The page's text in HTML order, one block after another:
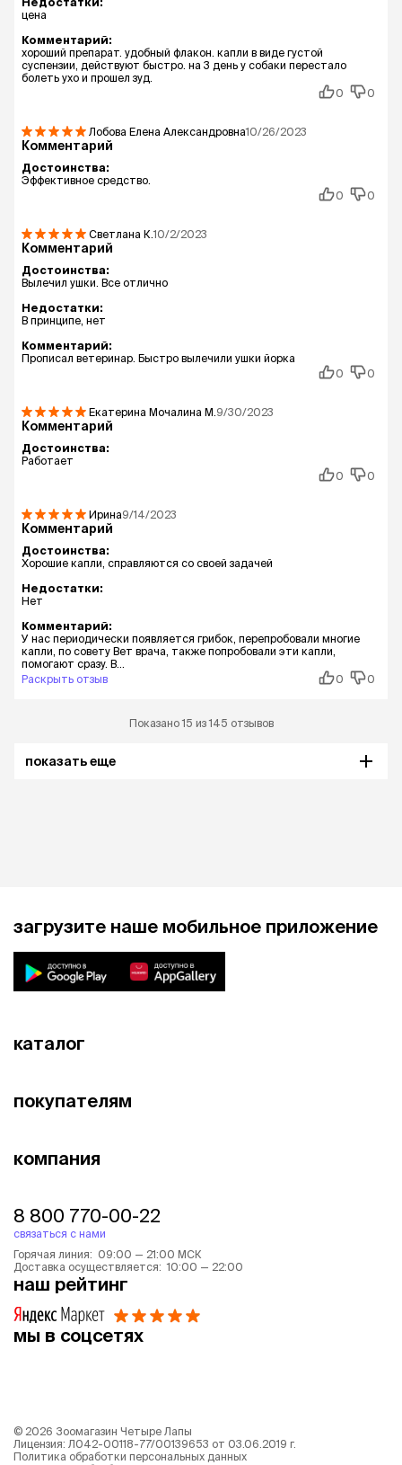
цена
Комментарий:
хороший препарат. удобный флакон. капли в виде густой
суспензии, действуют быстро. на 3 день у собаки перестало
болеть ухо и прошел зуд.
0
0
Лобова Елена Александровна10/26/2023
Комментарий
Достоинства:
Эффективное средство.
0
0
Светлана К.10/2/2023
Комментарий
Достоинства:
Вылечил ушки. Все отлично
Недостатки:
В принципе, нет
Комментарий:
Прописал ветеринар. Быстро вылечили ушки йорка
0
0
Екатерина Мочалина М. 9/30/2023
Комментарий
Достоинства:
Работает
0
0
Ирина9/14/2023
Комментарий
Достоинства:
Хорошие капли, справляются со своей задачей
Недостатки:
Нет
Комментарий:
У нас периодически появляется грибок, перепробовали многие
капли, по совету Вет врача, также попробовали эти капли,
помогают сразу. В...
Раскрыть отзыв
0 0
Показано 15 из 145 отзывов
показать еще
загрузите наше мобильное приложение
каталог
покупателям
компания
8 800 770-00-22
связаться с нами
Горячая линия: 09:00 — 21:00 МСК
Доставка осуществляется: 10:00 — 22:00
наш рейтинг
мы в соцсетях
© 2026 Зоомагазин Четыре Лапы
Лицензия: Л042-00118-77/00139653 от 03.06.2019 г.
Политика обработки персональных данных